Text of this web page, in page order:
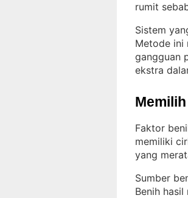
rumit
Sistem
Metode ini
gangguan
ekstra
Faktor
memiliki
yang
Sumber
Benih